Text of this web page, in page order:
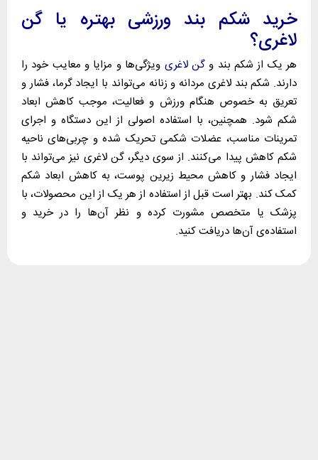
خرید شکم بند ورزشی بهتره یا گن
لاغری؟
هر یک از شکم بند وگن لاغری ویژگی‌ها و مزایا و معایب خود را
دارند. شکم بند لاغری مردانه و زنانه می‌تواند با ایجاد گرما، فشار و
تعریق به خصوص هنگام ورزش و فعالیت، موجب کاهش ابعاد
شکم شود. همچنین، با استفاده اصولی از این دستگاه و اجرای
تمرینات مناسب، عضلات شکمی تحریک شده و چربی‌های ناحیه
شکم کاهش پیدا می‌کنند. از سوی دیگر، گن لاغری نیز می‌تواند با
ایجاد فشار و کاهش محیط زیرین پوست، به کاهش ابعاد شکم
کمک کند. بهتر است قبل از استفاده از هر یک از این محصولات، با
پزشک یا متخصص مشورت کرده و نظر آن‌ها را در خرید و
استفاده‌ی آن‌ها دریافت کنید.